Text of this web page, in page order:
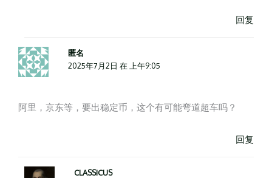
回复
匿名
2025年7月2日 在 上午9:05
阿里，京东等，要出稳定币，这个有可能弯道超车吗？
回复
CLASSICUS